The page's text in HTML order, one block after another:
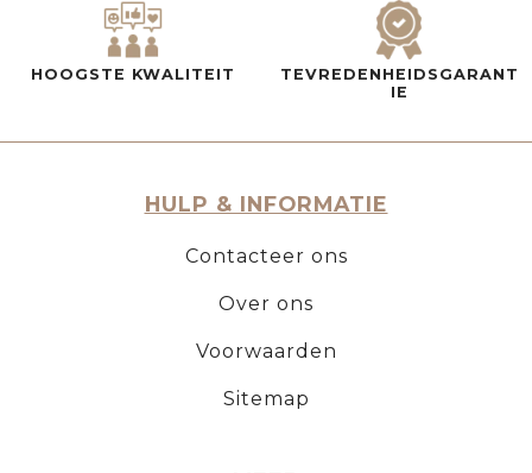
HOOGSTE KWALITEIT
TEVREDENHEIDSGARANT
IE
HULP & INFORMATIE
Contacteer ons
Over ons
Voorwaarden
Sitemap